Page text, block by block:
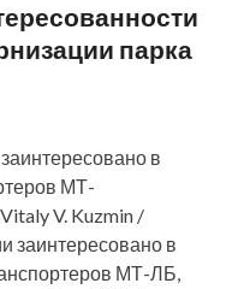
парка
в
МТ-
V. Kuzmin /
заинтересовано в
МТ-ЛБ,